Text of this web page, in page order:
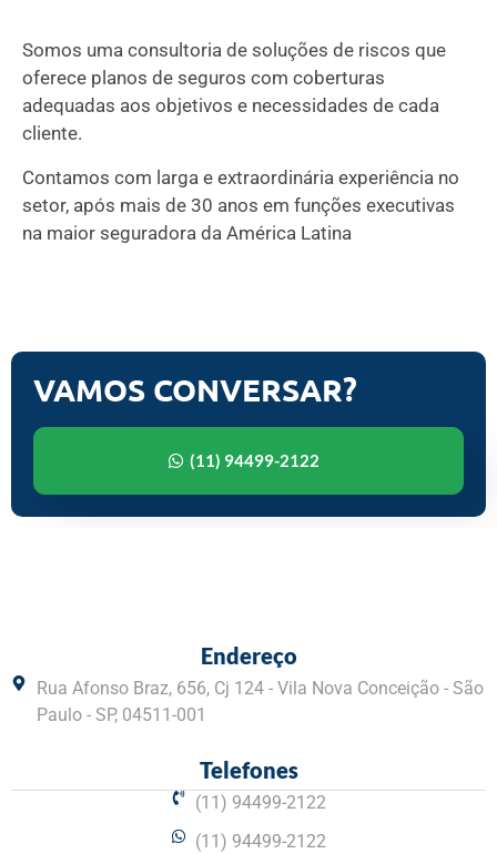
Somos uma consultoria de soluções de riscos que
oferece planos de seguros com coberturas
adequadas aos objetivos e necessidades de cada
cliente.
Contamos com larga e extraordinária experiência no
setor, após mais de 30 anos em funções executivas
na maior seguradora da América Latina
VAMOS CONVERSAR?
(11) 94499-2122
Endereço
Rua Afonso Braz, 656, Cj 124 - Vila Nova Conceição - São
Paulo - SP, 04511-001
Telefones
(11) 94499-2122
(11) 94499-2122